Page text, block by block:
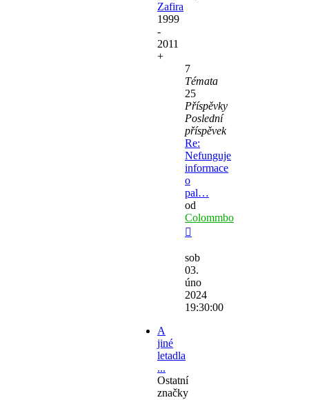
Zafira
1999
-
2011
+
7
Témata
25
Příspěvky
Poslední
příspěvek
Re:
Nefunguje
informace
o
pal…
od
Colommbo
poslední
příspěvek
sob
03.
úno
2024
19:30:00
A
jiné
letadla
...
Ostatní
značky